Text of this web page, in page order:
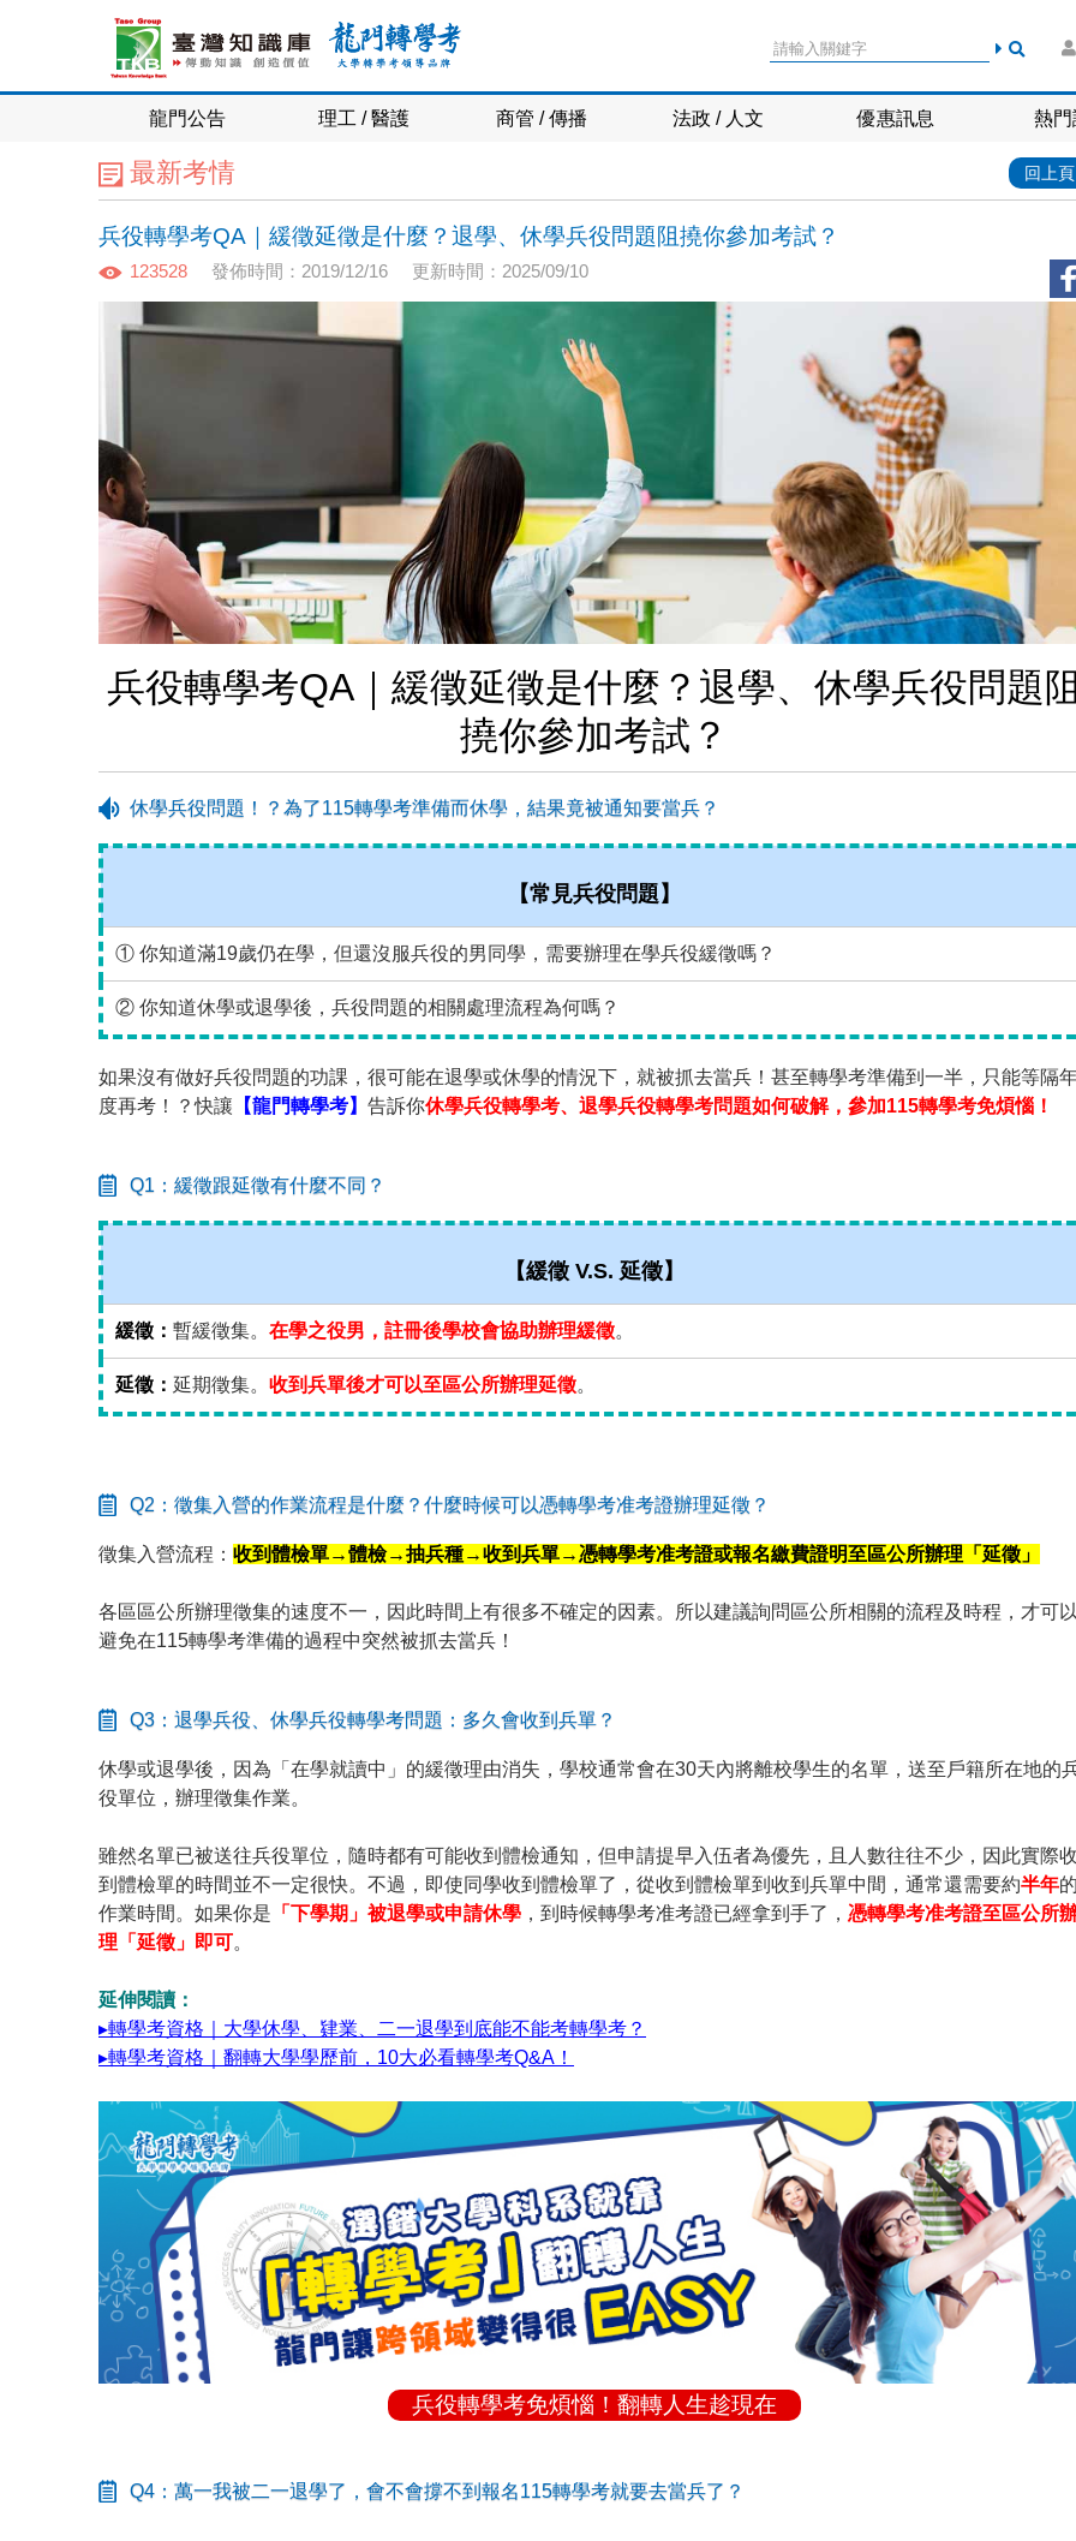
龍門公告 理工 / 醫護 商管 / 傳播 法政 / 人文 優惠訊息 熱
最新考情 回上頁
兵役轉學考QA｜緩徵延徵是什麼？退學、休學兵役問題阻撓你參加考試？
123528 發佈時間：2019/12/16 更新時間：2025/09/10
兵役轉學考QA｜緩徵延徵是什麼？退學、休學兵役問題
撓你參加考試？
休學兵役問題！？為了115轉學考準備而休學，結果竟被通知要當兵？
【常見兵役問題】
① 你知道滿19歲仍在學，但還沒服兵役的男同學，需要辦理在學兵役緩徵嗎？
② 你知道休學或退學後，兵役問題的相關處理流程為何嗎？
如果沒有做好兵役問題的功課，很可能在退學或休學的情況下，就被抓去當兵！甚至轉學考準備到一半，只能等隔
度再考！？快讓 【龍門轉學考】 告訴你休學兵役轉學考、退學兵役轉學考問題如何破解，參加115轉學考免煩惱！
Q1：緩徵跟延徵有什麼不同？
【緩徵 V.S. 延徵】
緩徵： 暫緩徵集。 在學之役男，註冊後學校會協助辦理緩徵。
延徵： 延期徵集。 收到兵單後才可以至區公所辦理延徵。
Q2：徵集入營的作業流程是什麼？什麼時候可以憑轉學考准考證辦理延徵？
徵集入營流程： 收到體檢單→體檢→抽兵種→收到兵單→憑轉學考准考證或報名繳費證明至區公所辦理「延徵」
各區區公所辦理徵集的速度不一，因此時間上有很多不確定的因素。所以建議詢問區公所相關的流程及時程，才可
避免在115轉學考準備的過程中突然被抓去當兵！
Q3：退學兵役、休學兵役轉學考問題：多久會收到兵單？
休學或退學後，因為「在學就讀中」的緩徵理由消失，學校通常會在30天內將離校學生的名單，送至戶籍所在地的
役單位，辦理徵集作業。
雖然名單已被送往兵役單位，隨時都有可能收到體檢通知，但申請提早入伍者為優先，且人數往往不少，因此實際
到體檢單的時間並不一定很快。不過，即使同學收到體檢單了，從收到體檢單到收到兵單中間，通常還需要約半年
作業時間。如果你是 「下學期」被退學或申請休學 ，到時候轉學考准考證已經拿到手了， 憑轉學考准考證至區公所
理「延徵」即可。
延伸閱讀：
▸轉學考資格｜大學休學、肄業、二一退學到底能不能考轉學考？
▸轉學考資格｜翻轉大學學歷前，10大必看轉學考Q&A！
兵役轉學考免煩惱！翻轉人生趁現在
Q4：萬一我被二一退學了，會不會撐不到報名115轉學考就要去當兵了？